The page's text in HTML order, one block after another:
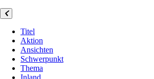
Titel
Aktion
Ansichten
Schwerpunkt
Thema
Inland